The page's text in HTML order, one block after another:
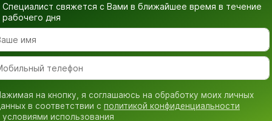
Специалист свяжется с Вами в ближайшее время в течение
рабочего дня
на кнопку, я соглашаюсь на обработку моих личных
в соответствии с политикой конфиденциальности
условиями использования